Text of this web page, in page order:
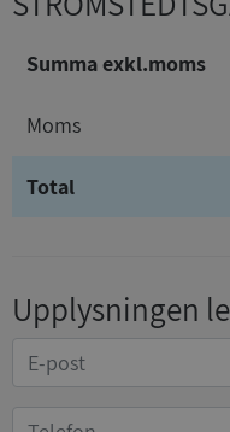
Summa exkl.moms
Moms
Total
Upplysningen